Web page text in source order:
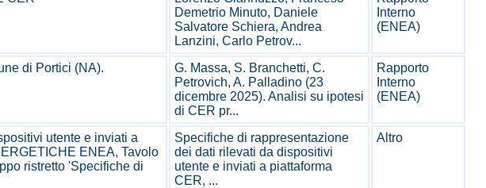
Demetrio Minuto, Daniele
Salvatore Schiera, Andrea
Lanzini, Carlo Petrov...
Interno
(ENEA)
di Portici (NA).
G. Massa, S. Branchetti, C.
Petrovich, A. Palladino (23
dicembre 2025). Analisi su ipotesi
di CER pr...
Rapporto
Interno
(ENEA)
utente e inviati a
ENEA, Tavolo
ristretto 'Specifiche di
Specifiche di rappresentazione
dei dati rilevati da dispositivi
utente e inviati a piattaforma
CER, ...
Altro